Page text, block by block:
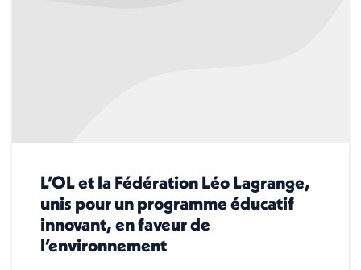
L’OL et la Fédération Léo Lagrange,
unis pour un programme éducatif
innovant, en faveur de
l’environnement